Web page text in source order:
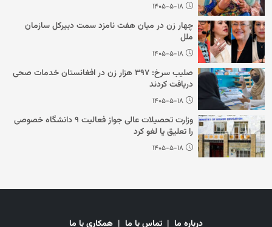
۱۴۰۵-۵-۱۸
چهار زن در میان هفت نامزد سمت دبیرکل سازمان
ملل
۱۴۰۵-۵-۱۸
صلیب سرخ: ۳۹۷ هزار زن در افغانستان خدمات صحی
دریافت کردند
۱۴۰۵-۵-۱۸
وزارت تحصیلات عالی جواز فعالیت ۹ دانشگاه خصوصی
را تعلیق یا لغو کرد
۱۴۰۵-۵-۱۸
درباره ما | تماس با ما | همکاری با ما